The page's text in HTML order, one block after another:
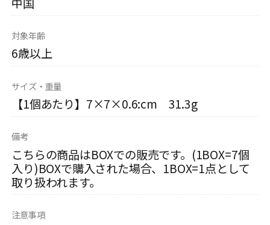
対象年齢
6歳以上
サイズ・重量
【1個あたり】7×7×0.6:cm 31.3g
備考
こちらの商品はBOXでの販売です。(1BOX=7個
入り)BOXで購入された場合、1BOX=1点として
取り扱われます。
注意事項